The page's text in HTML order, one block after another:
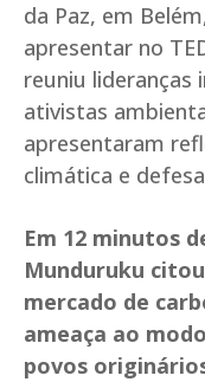
da Paz, em
apresentar no
reuniu lideranças
ativistas
apresentaram
climática e
Em 12 minutos
Munduruku
mercado de
ameaça ao
povos